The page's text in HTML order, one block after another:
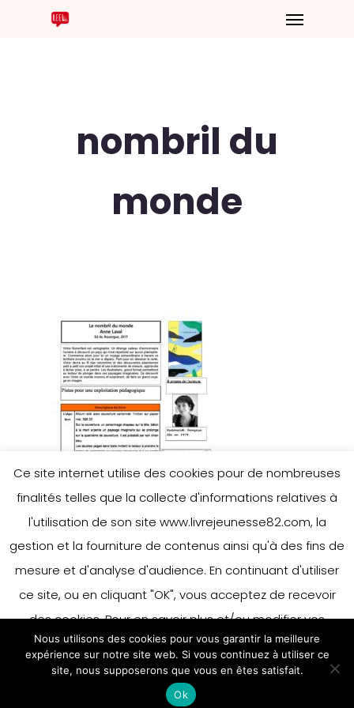
nombril du
monde
Ce site internet utilise des cookies pour de nombreuses
finalités telles que la collecte d'informations relatives à
l'utilisation de son site www.livrejeunesse82.com, la
gestion et la fourniture de contenus ainsi qu'à des fins de
mesure et d'analyse d'audience. En continuant d'utiliser
ce site, ou en cliquant "OK", vous acceptez de recevoir
des cookies. Pour en savoir plus et/ou modifier vos
préférences en matière de cookies, merci de vous référer
à notre politique sur les cookies.
Accepter
En savoir plus
Nous utilisons des cookies pour vous garantir la meilleure
expérience sur notre site web. Si vous continuez à utiliser ce
site, nous supposerons que vous en êtes satisfait.
Ok